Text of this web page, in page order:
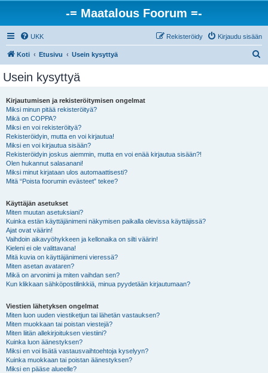
-= Maatalous Foorum =-
UKK Kirjaudu sisään
Rekisteröidy
Koti Etusivu Usein kysyttyä
Usein kysyttyä
Kirjautumisen ja rekisteröitymisen ongelmat
Miksi minun pitää rekisteröityä?
Mikä on COPPA?
Miksi en voi rekisteröityä?
Rekisteröidyin, mutta en voi kirjautua!
Miksi en voi kirjautua sisään?
Rekisteröidyin joskus aiemmin, mutta en voi enää kirjautua sisään?!
Olen hukannut salasanani!
Miksi minut kirjataan ulos automaattisesti?
Mitä “Poista foorumin evästeet” tekee?
Käyttäjän asetukset
Miten muutan asetuksiani?
Kuinka estän käyttäjänimeni näkymisen paikalla olevissa käyttäjissä?
Ajat ovat väärin!
Vaihdoin aikavyöhykkeen ja kellonaika on silti väärin!
Kieleni ei ole valittavana!
Mitä kuvia on käyttäjänimeni vieressä?
Miten asetan avataren?
Mikä on arvonimi ja miten vaihdan sen?
Kun klikkaan sähköpostilinkkiä, minua pyydetään kirjautumaan?
Viestien lähetyksen ongelmat
Miten luon uuden viestiketjun tai lähetän vastauksen?
Miten muokkaan tai poistan viestejä?
Miten liitän allekirjoituksen viestiini?
Kuinka luon äänestyksen?
Miksi en voi lisätä vastausvaihtoehtoja kyselyyn?
Kuinka muokkaan tai poistan äänestyksen?
Miksi en pääse alueelle?